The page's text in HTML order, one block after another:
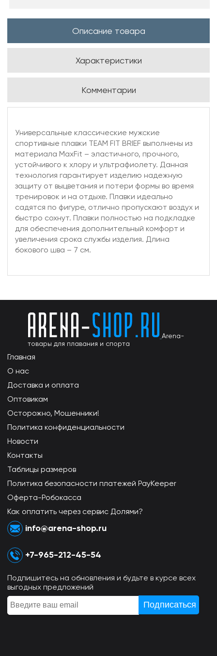
Описание товара
Характеристики
Комментарии
Универсальные классические мужские
спортивные плавки TEAM FIT BRIEF выполнены из
материала MaxFit – эластичного, прочного,
устойчивого к хлору и ультрафиолету. Данная
технология гарантирует изделию надежную
защиту от выцветания и потери формы во время
тренировок и на отдыхе. Плавки идеально
садятся по фигуре, отлично пропускают воздух и
быстро сохнут. Плавки полностью на подкладке
для обеспечения дополнительный комфорт и
увеличения срока службы изделия. Длина
бокового шва – 7 см.
Arena-
товары для плавания и спорта
Главная
О нас
Доставка и оплата
Оптовикам
Осторожно, Мошенники!
Политика конфиденциальности
Новости
Контакты
Таблицы размеров
Политика безопасности платежей PayKeeper
Оферта-Робокасса
Как оплатить через сервис Долями?
info@arena-shop.ru
+7-965-212-45-54
Подпишитесь на обновления и будьте в курсе всех
выгодных предложений